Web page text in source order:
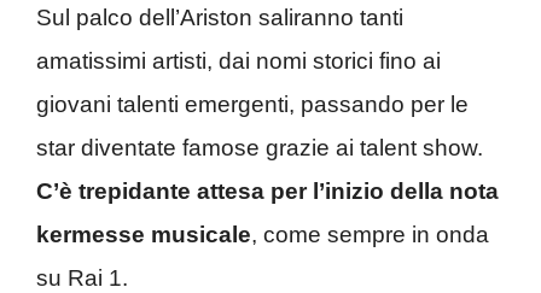
Sul palco dell’Ariston saliranno tanti
amatissimi artisti, dai nomi storici fino ai
giovani talenti emergenti, passando per le
star diventate famose grazie ai talent show.
C’è trepidante attesa per l’inizio della nota
kermesse musicale, come sempre in onda
su Rai 1.